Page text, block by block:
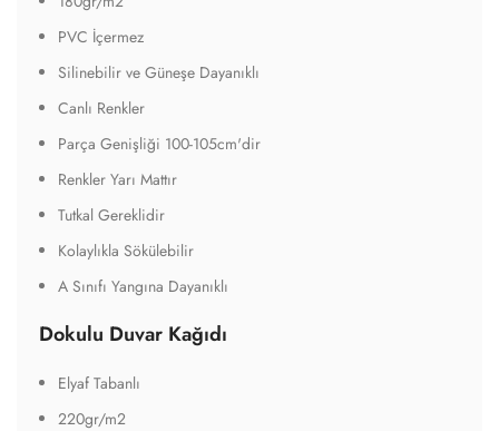
PVC İçermez
Silinebilir ve Güneşe Dayanıklı
Canlı Renkler
Parça Genişliği 100-105cm'dir
Renkler Yarı Mattır
Tutkal Gereklidir
Kolaylıkla Sökülebilir
A Sınıfı Yangına Dayanıklı
Dokulu Duvar Kağıdı
Elyaf Tabanlı
220gr/m2